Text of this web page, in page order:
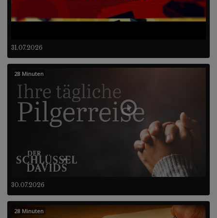
31.07.2026
30.07.2026
28 Minuten
28 Minuten